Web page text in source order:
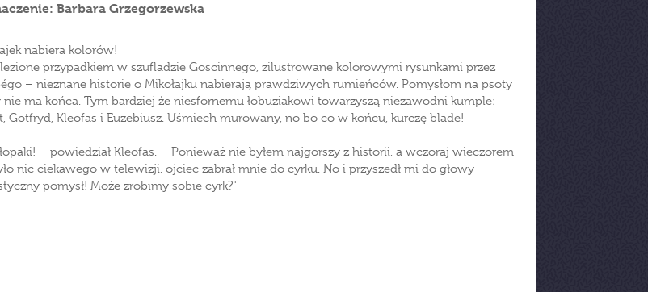
Barbara Grzegorzewska
nabiera kolorów!
przypadkiem w szufladzie Goscinnego, zilustrowane kolorowymi rysunkami przez
– nieznane historie o Mikołajku nabierają prawdziwych rumieńców. Pomysłom na psoty
ma końca. Tym bardziej że niesfornemu łobuziakowi towarzyszą niezawodni kumple:
Gotfryd, Kleofas i Euzebiusz. Uśmiech murowany, no bo co w końcu, kurczę blade!
– powiedział Kleofas. – Ponieważ nie byłem najgorszy z historii, a wczoraj wieczorem
nic ciekawego w telewizji, ojciec zabrał mnie do cyrku. No i przyszedł mi do głowy
pomysł! Może zrobimy sobie cyrk?"